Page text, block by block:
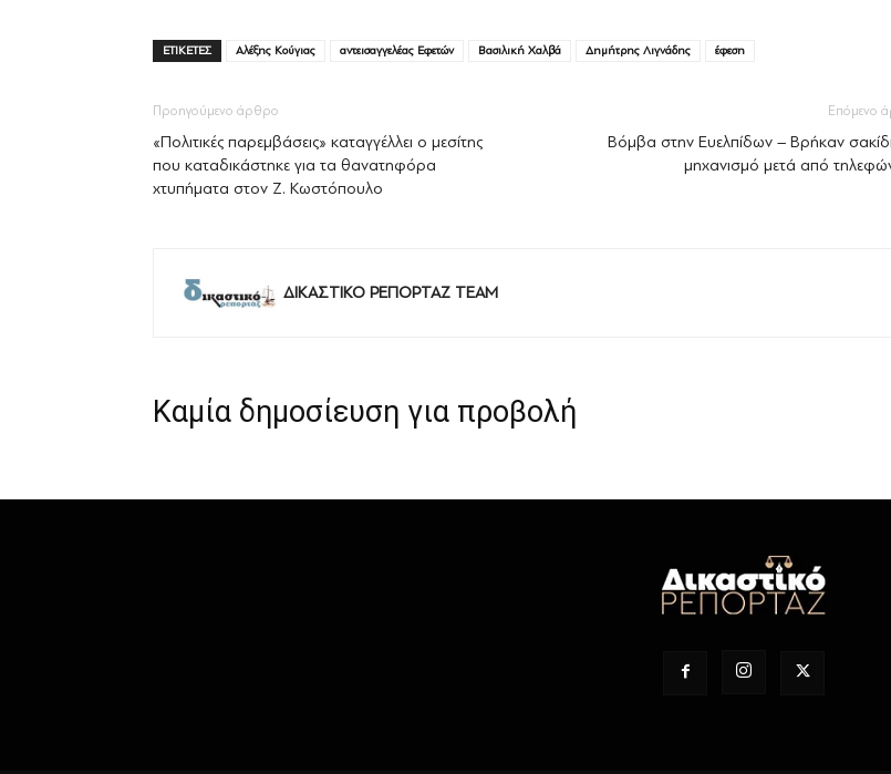
ΕΤΙΚΕΤΕΣ Αλέξης Κούγιας αντεισαγγελέας Εφετών Βασιλική Χαλβά Δημήτρης Λιγνάδης έφεση
Προηγούμενο άρθρο
«Πολιτικές παρεμβάσεις» καταγγέλλει ο μεσίτης
που καταδικάστηκε για τα θανατηφόρα
χτυπήματα στον Ζ. Κωστόπουλο
Επόμενο
Βόμβα στην Ευελπίδων – Βρήκαν
μηχανισμό μετά από
ΔΙΚΑΣΤΙΚΟ ΡΕΠΟΡΤΑΖ TEAM
Καμία δημοσίευση για προβολή